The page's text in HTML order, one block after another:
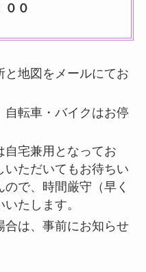
０
地図をメールにてお
転車・バイクはお停
自宅兼用となってお
いただいてもお待ちい
で、時間厳守（早く
たします。
合は、事前にお知らせ